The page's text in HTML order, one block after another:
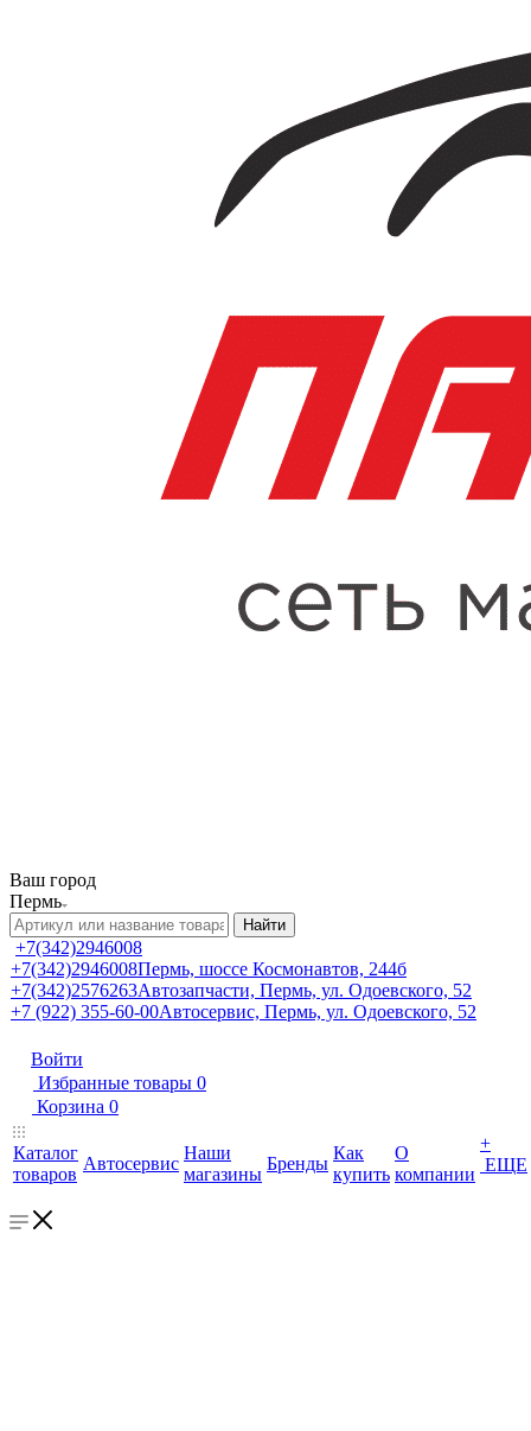
Ваш город
Пермь
Найти
+7(342)2946008
+7(342)2946008Пермь, шоссе Космонавтов, 244б
+7(342)2576263Автозапчасти, Пермь, ул. Одоевского, 52
+7 (922) 355-60-00Автосервис, Пермь, ул. Одоевского, 52
Войти
Избранные товары 0
Корзина 0
Каталог
товаров
Автосервис
Наши
магазины
Бренды
Как
купить
О
компании
+
ЕЩЕ